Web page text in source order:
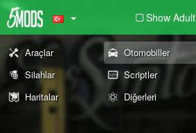
Show Adult
Araçlar Otomobiller
Silahlar
Scriptler
Haritalar
Diğerleri